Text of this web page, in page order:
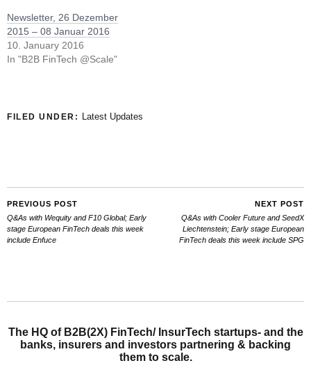
Newsletter, 26 Dezember
2015 – 08 Januar 2016
10. January 2016
In "B2B FinTech @Scale"
FILED UNDER: Latest Updates
PREVIOUS POST
Q&As with Wequity and F10 Global; Early
stage European FinTech deals this week
include Enfuce
NEXT POST
Q&As with Cooler Future and SeedX
Liechtenstein; Early stage European
FinTech deals this week include SPG
The HQ of B2B(2X) FinTech/ InsurTech startups- and the
banks, insurers and investors partnering & backing
them to scale.